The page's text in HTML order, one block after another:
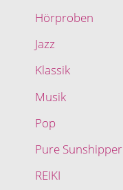
Hörproben
Jazz
Klassik
Musik
Pop
Pure Sunshipper
REIKI